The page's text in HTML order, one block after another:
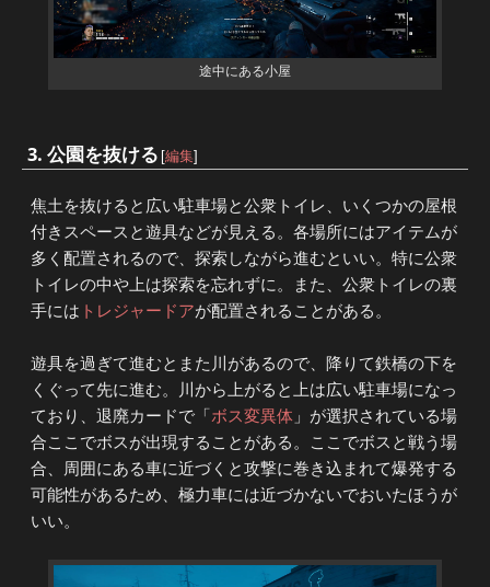
途中にある小屋
3. 公園を抜ける [編集]
焦土を抜けると広い駐車場と公衆トイレ、いくつかの屋根
付きスペースと遊具などが見える。各場所にはアイテムが
多く配置されるので、探索しながら進むといい。特に公衆
トイレの中や上は探索を忘れずに。また、公衆トイレの裏
手には トレジャードアが配置されることがある。
遊具を過ぎて進むとまた川があるので、降りて鉄橋の下を
くぐって先に進む。川から上がると上は広い駐車場になっ
ており、退廃カードで「ボス変異体 」が選択されている場
合ここでボスが出現することがある。ここでボスと戦う場
合、周囲にある車に近づくと攻撃に巻き込まれて爆発する
可能性があるため、極力車には近づかないでおいたほうが
いい。